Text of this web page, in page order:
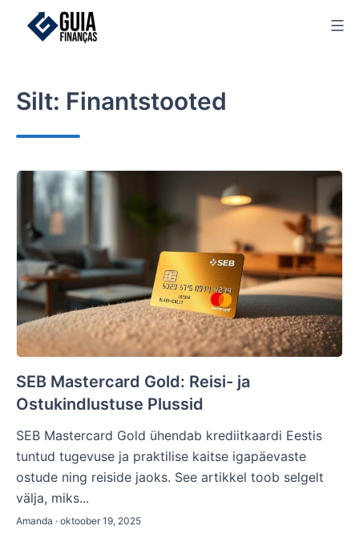
Silt: Finantstooted
SEB Mastercard Gold: Reisi- ja
Ostukindlustuse Plussid
SEB Mastercard Gold ühendab krediitkaardi Eestis
tuntud tugevuse ja praktilise kaitse igapäevaste
ostude ning reiside jaoks. See artikkel toob selgelt
välja, miks...
Amanda · oktoober 19, 2025